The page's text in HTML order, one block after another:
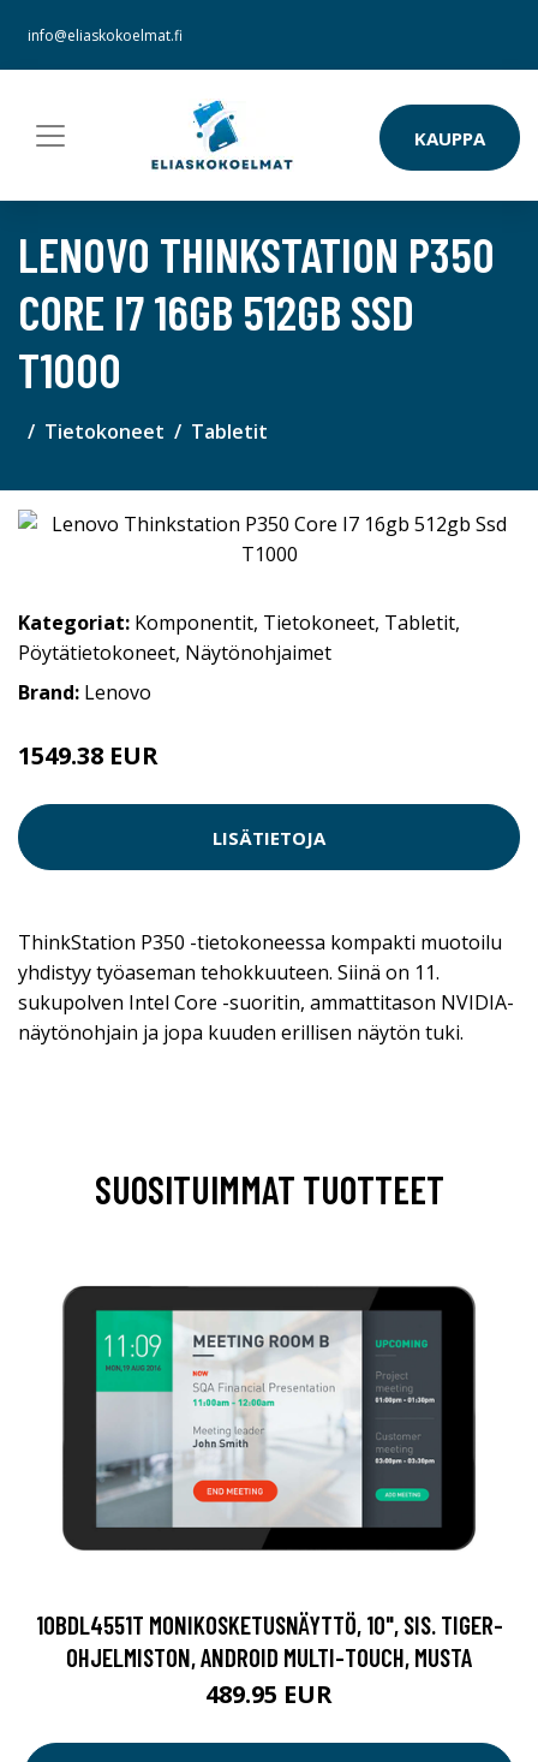
info@eliaskokoelmat.fi
KAUPPA
LENOVO THINKSTATION P350
CORE I7 16GB 512GB SSD
T1000
Tietokoneet Tabletit
Kategoriat: Komponentit, Tietokoneet, Tabletit,
Pöytätietokoneet, Näytönohjaimet
Brand: Lenovo
1549.38 EUR
LISÄTIETOJA
ThinkStation P350 -tietokoneessa kompakti muotoilu
yhdistyy työaseman tehokkuuteen. Siinä on 11.
sukupolven Intel Core -suoritin, ammattitason NVIDIA-
näytönohjain ja jopa kuuden erillisen näytön tuki.
SUOSITUIMMAT TUOTTEET
10BDL4551T MONIKOSKETUSNÄYTTÖ, 10", SIS. TIGER-
OHJELMISTON, ANDROID MULTI-TOUCH, MUSTA
489.95 EUR